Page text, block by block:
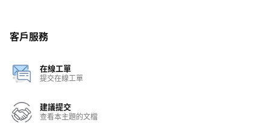
客戶服務
在線工單
提交在線工單
建議提交
查看本主題的文檔